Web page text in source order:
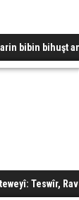
bibin bihuşt
Teswîr,